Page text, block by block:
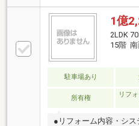
2026年3月30日現在 （
【2024年7月リノベー
グ新規貼替◇壁・天井
換◇建具・玄関収納等
粧台新規交換・洗浄便
バス新規交換(浴室換気
テムキッチン新規交
1億
2LDK
15階 南
駐車場あり
所有権
リフ
●リフォーム内容・シ